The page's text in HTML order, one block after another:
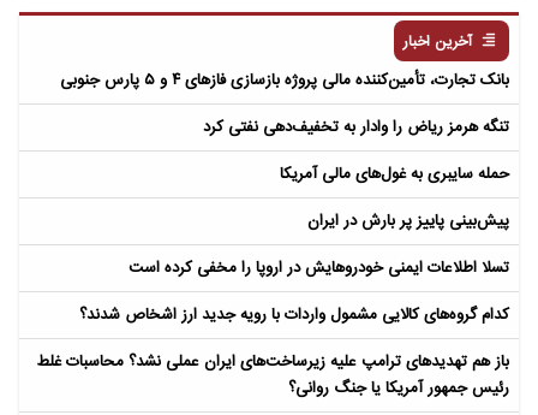
آخرین اخبار
بانک تجارت، تأمین‌کننده مالی پروژه بازسازی فازهای ۴ و ۵ پارس جنوبی
تنگه هرمز ریاض را وادار به تخفیف‌دهی نفتی کرد
حمله سایبری به غول‌های مالی آمریکا
پیش‌بینی پاییز پر بارش در ایران
تسلا اطلاعات ایمنی خودروهایش در اروپا را مخفی کرده است
کدام گروه‌های کالایی مشمول واردات با رویه جدید ارز اشخاص شدند؟
باز هم تهدیدهای ترامپ علیه زیرساخت‌های ایران عملی نشد؟ محاسبات غلط
رئیس جمهور آمریکا یا جنگ روانی؟